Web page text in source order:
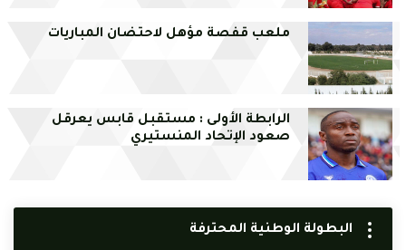
ملعب قفصة مؤهل لاحتضان المباريات
الرابطة الأولى : مستقبل قابس يعرقل
صعود الإتحاد المنستيري
البطولة الوطنية المحترفة